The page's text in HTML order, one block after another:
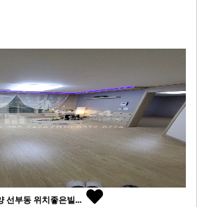
선부동 위치좋은빌...